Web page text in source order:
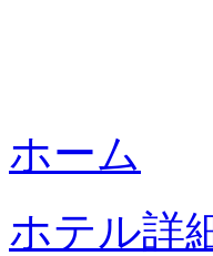
ホーム
ホテル詳